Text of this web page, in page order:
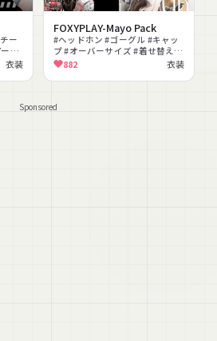
ー
ム
ー
衣装
FOXYPLAY-Mayo Pack
#ヘッドホン #ゴーグル #キャッ
プ #オーバーサイズ #着せ替え #
モノトーン
882 衣装
Sponsored